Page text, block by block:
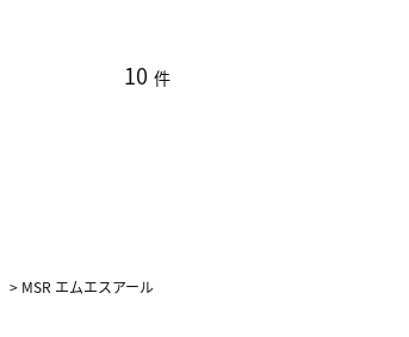
10 件
> MSR エムエスアール